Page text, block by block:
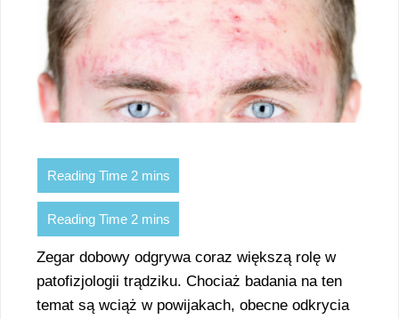
Zegar dobowy odgrywa coraz większą rolę w
patofizjologii trądziku. Chociaż badania na ten
temat są wciąż w powijakach, obecne odkrycia